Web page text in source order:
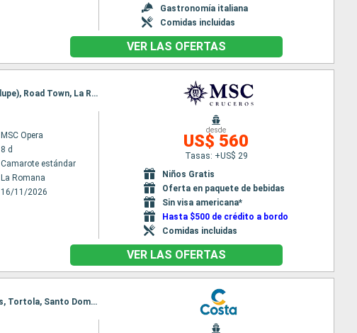
Gastronomía italiana
Comidas incluidas
VER LAS OFERTAS
Itinerario : La Romana, Isla Catalina, Bridgetown, Fort-de-France, Pointe a pitre (Guadalupe), Road Town, La Romana
MSC Opera
8 d
Camarote estándar
La Romana
16/11/2026
desde
US$ 560
Tasas: +US$ 29
Niños Gratis
Oferta en paquete de bebidas
Sin visa americana*
Hasta $500 de crédito a bordo
Comidas incluidas
VER LAS OFERTAS
Itinerario : Santo Domingo, Antigua, Fort-de-France, Pointe a pitre (Guadalupe), St Kitts, Tortola, Santo Domingo